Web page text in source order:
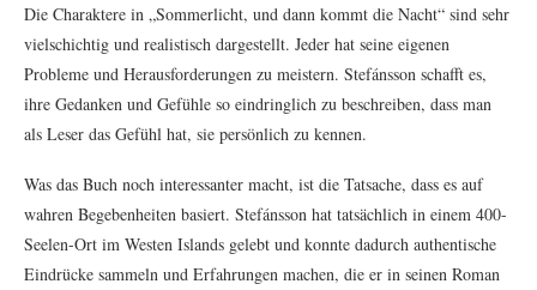
Die Charaktere in „Sommerlicht, und dann kommt die Nacht“ sind sehr
vielschichtig und realistisch dargestellt. Jeder hat seine eigenen
Probleme und Herausforderungen zu meistern. Stefánsson schafft es,
ihre Gedanken und Gefühle so eindringlich zu beschreiben, dass man
als Leser das Gefühl hat, sie persönlich zu kennen.
Was das Buch noch interessanter macht, ist die Tatsache, dass es auf
wahren Begebenheiten basiert. Stefánsson hat tatsächlich in einem 400-
Seelen-Ort im Westen Islands gelebt und konnte dadurch authentische
Eindrücke sammeln und Erfahrungen machen, die er in seinen Roman